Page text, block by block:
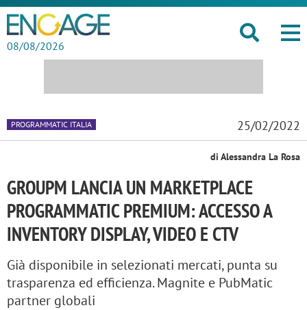
08/08/2026
PROGRAMMATIC ITALIA 25/02/2022
di Alessandra La Rosa
GROUPM LANCIA UN MARKETPLACE
PROGRAMMATIC PREMIUM: ACCESSO A
INVENTORY DISPLAY, VIDEO E CTV
Già disponibile in selezionati mercati, punta su
trasparenza ed efficienza. Magnite e PubMatic
partner globali